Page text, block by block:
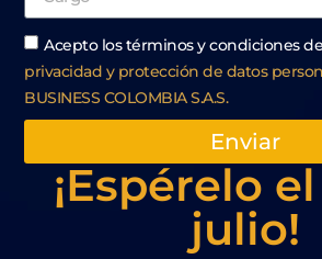
Acepto los términos y condiciones
privacidad y protección de datos
BUSINESS COLOMBIA S.A.S.
Enviar
¡Espérelo
julio!